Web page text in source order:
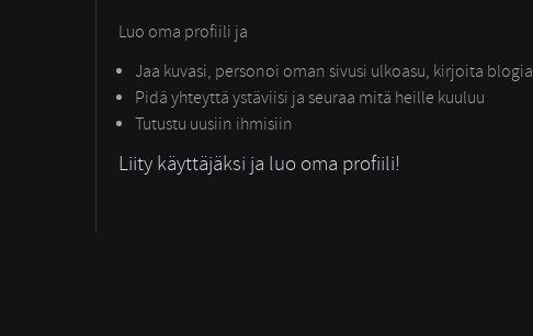
Luo oma profiili ja
Jaa kuvasi, personoi oman sivusi ulkoasu, kirjoita blogia
Pidä yhteyttä ystäviisi ja seuraa mitä heille kuuluu
Tutustu uusiin ihmisiin
Liity käyttäjäksi ja luo oma profiili!